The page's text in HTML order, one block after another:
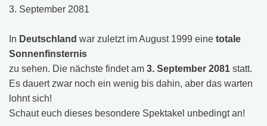
3. September 2081
In Deutschland war zuletzt im August 1999 eine totale
Sonnenfinsternis
zu sehen. Die nächste findet am 3. September 2081 statt.
Es dauert zwar noch ein wenig bis dahin, aber das warten
lohnt sich!
Schaut euch dieses besondere Spektakel unbedingt an!